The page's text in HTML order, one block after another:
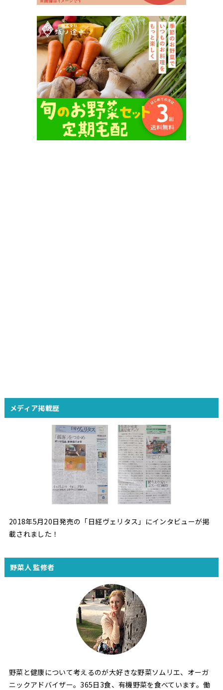
メディア掲載歴
2018年5月20日発売の「日経ヴェリタス」にインタビューが掲
載されました！
野菜人 監修者
野菜と健康について考えるのが大好きな野菜ソムリエ、オーガ
ニックアドバイザー。365日3食、有機野菜を食べています。働